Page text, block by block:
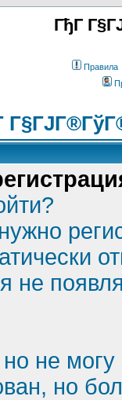
ГђГ
Правила
не
не могу
но